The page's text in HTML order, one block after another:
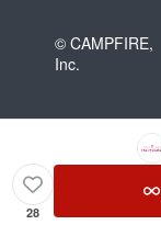
© CAMPFIRE,
Inc.
28